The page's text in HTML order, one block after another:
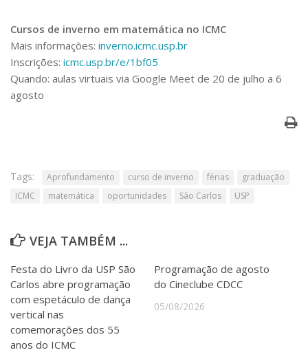
Cursos de inverno em matemática no ICMC
Mais informações: inverno.icmc.usp.br
Inscrições: icmc.usp.br/e/1bf05
Quando: aulas virtuais via Google Meet de 20 de julho a 6
agosto
Tags: Aprofundamento curso de inverno férias
graduação
ICMC
matemática oportunidades São Carlos USP
VEJA TAMBÉM ...
Festa do Livro da USP São
Carlos abre programação
com espetáculo de dança
vertical nas
comemorações dos 55
anos do ICMC
Programação de agosto
do Cineclube CDCC
05/08/2026